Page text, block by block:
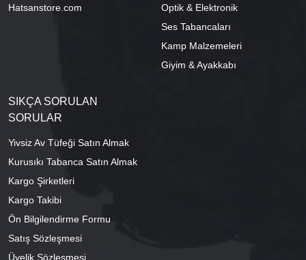
Hatsanstore.com
Optik & Elektronik
Ses Tabancaları
Kamp Malzemeleri
Giyim & Ayakkabı
SIKÇA SORULAN
SORULAR
Yivsiz Av Tüfeği Satın Almak
Kurusıkı Tabanca Satın Almak
Kargo Şirketleri
Kargo Takibi
Ön Bilgilendirme Formu
Satış Sözleşmesi
Üyelik Sözleşmesi